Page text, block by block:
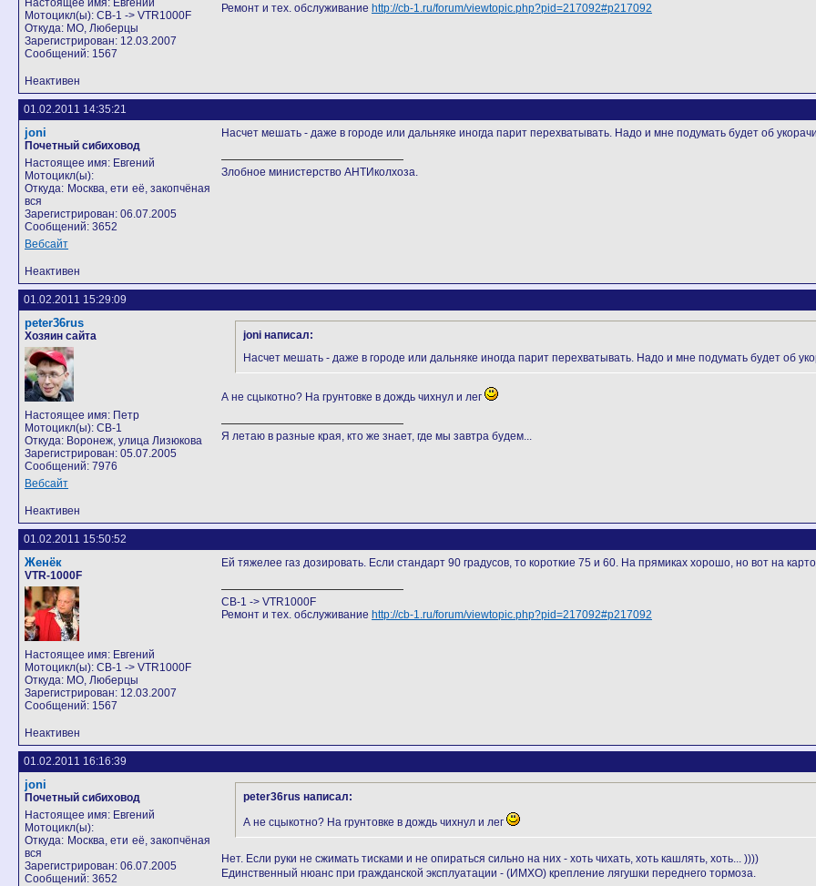
Настоящее имя: Евгений
Мотоцикл(ы): CB-1 -> VTR1000F
Откуда: МО, Люберцы
Зарегистрирован: 12.03.2007
Сообщений: 1567
Ремонт и тех. обслуживание http://cb-1.ru/forum/viewtopic.php?pid=217092#p217092
Неактивен
01.02.2011 14:35:21
joni
Почетный сибиховод
Настоящее имя: Евгений
Мотоцикл(ы):
Откуда: Москва, ети её, закопчёная
вся
Зарегистрирован: 06.07.2005
Сообщений: 3652
Вебсайт
Насчет мешать - даже в городе или дальняке иногда парит перехватывать. Надо и мне подумать будет об
Злобное министерство АНТИколхоза.
Неактивен
01.02.2011 15:29:09
peter36rus
Хозяин сайта
Настоящее имя: Петр
Мотоцикл(ы): CB-1
Откуда: Воронеж, улица Лизюкова
Зарегистрирован: 05.07.2005
Сообщений: 7976
Вебсайт
joni написал:
Насчет мешать - даже в городе или дальняке иногда парит перехватывать. Надо и мне подумать будет об
А не сцыкотно? На грунтовке в дождь чихнул и лег
Я летаю в разные края, кто же знает, где мы завтра будем...
Неактивен
01.02.2011 15:50:52
Женёк
VTR-1000F
Настоящее имя: Евгений
Мотоцикл(ы): CB-1 -> VTR1000F
Откуда: МО, Люберцы
Зарегистрирован: 12.03.2007
Сообщений: 1567
Ей тяжелее газ дозировать. Если стандарт 90 градусов, то короткие 75 и 60. На прямиках хорошо, но вот на
CB-1 -> VTR1000F
Ремонт и тех. обслуживание http://cb-1.ru/forum/viewtopic.php?pid=217092#p217092
Неактивен
01.02.2011 16:16:39
joni
Почетный сибиховод
Настоящее имя: Евгений
Мотоцикл(ы):
Откуда: Москва, ети её, закопчёная
вся
Зарегистрирован: 06.07.2005
Сообщений: 3652
peter36rus написал:
А не сцыкотно? На грунтовке в дождь чихнул и лег
Нет. Если руки не сжимать тисками и не опираться сильно на них - хоть чихать, хоть кашлять, хоть... ))))
Единственный нюанс при гражданской эксплуатации - (ИМХО) крепление лягушки переднего тормоза.